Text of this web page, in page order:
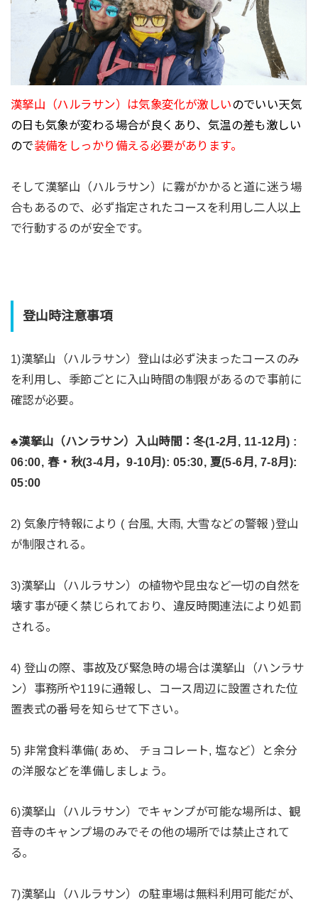
漢拏山（ハルラサン）は気象変化が激しいのでいい天気
の日も気象が変わる場合が良くあり、気温の差も激しい
ので装備をしっかり備える必要があります。
そして漢拏山（ハルラサン）に霧がかかると道に迷う場
合もあるので、必ず指定されたコースを利用し二人以上
で行動するのが安全です。
登山時注意事項
1)漢拏山（ハルラサン）登山は必ず決まったコースのみ
を利用し、季節ごとに入山時間の制限があるので事前に
確認が必要。
♣漢拏山（ハンラサン）入山時間：冬(1-2月, 11-12月) :
06:00, 春・秋(3-4月，9-10月): 05:30, 夏(5-6月, 7-8月):
05:00
2) 気象庁特報により ( 台風, 大雨, 大雪などの警報 )登山
が制限される。
3)漢拏山（ハルラサン）の植物や昆虫など一切の自然を
壊す事が硬く禁じられており、違反時関連法により処罰
される。
4) 登山の際、事故及び緊急時の場合は漢拏山（ハンラサ
ン）事務所や119に通報し、コース周辺に設置された位
置表式の番号を知らせて下さい。
5) 非常食料準備( あめ、 チョコレート, 塩など）と余分
の洋服などを準備しましょう。
6)漢拏山（ハルラサン）でキャンプが可能な場所は、観
音寺のキャンプ場のみでその他の場所では禁止されて
る。
7)漢拏山（ハルラサン）の駐車場は無料利用可能だが、